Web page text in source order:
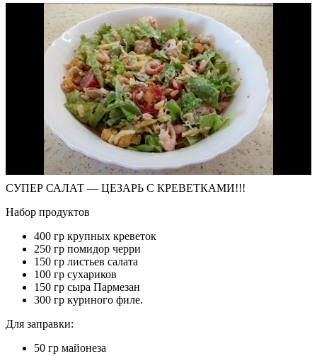
СУПЕР САЛАТ — ЦЕЗАРЬ С КРЕВЕТКАМИ!!!
Набор продуктов
400 гр крупных креветок
250 гр помидор черри
150 гр листьев салата
100 гр сухариков
150 гр сыра Пармезан
300 гр куриного филе.
Для заправки:
50 гр майонеза